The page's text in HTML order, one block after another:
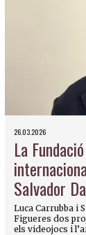
26.03.2026
La
Salvador
Luca Carrubba i
Figueres dos
els videojocs i